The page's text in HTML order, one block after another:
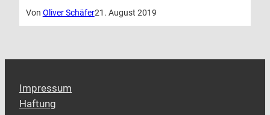
Von Oliver Schäfer21. August 2019
Impressum
Haftung